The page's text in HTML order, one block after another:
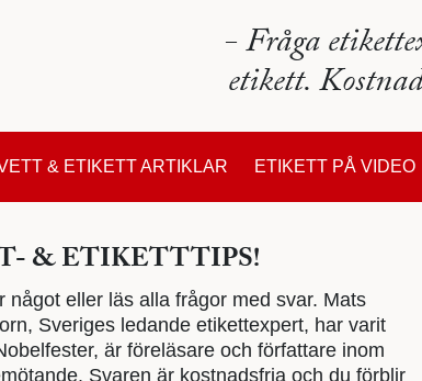
- Fråga
etikett.
& ETIKETT ARTIKLAR ETIKETT PÅ VIDEO
& ETIKETTTIPS!
något eller läs alla frågor med svar. Mats
Sveriges ledande etikettexpert, har varit
är föreläsare och författare inom
Svaren är kostnadsfria och du förblir